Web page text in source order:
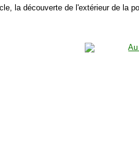
la découverte de l'extérieur de la